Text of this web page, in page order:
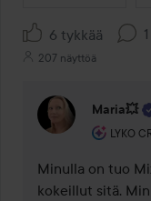
6 tykkää
207 näyttöä
Maria💥
LYKO
Minulla on tuo
kokeillut sitä.